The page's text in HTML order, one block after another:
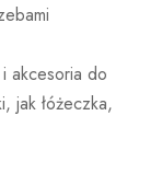
akcesoria do
jak łóżeczka,